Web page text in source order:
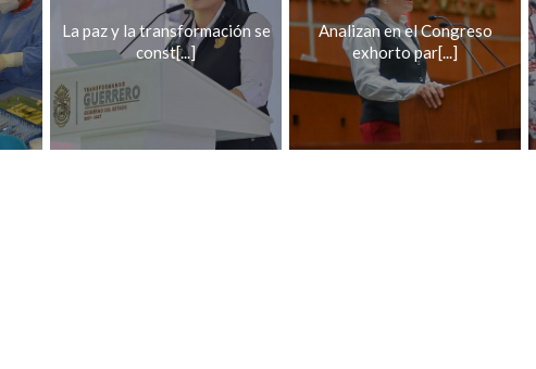
La paz y la transformación se
const[...]
Analizan en el Congreso
exhorto par[...]